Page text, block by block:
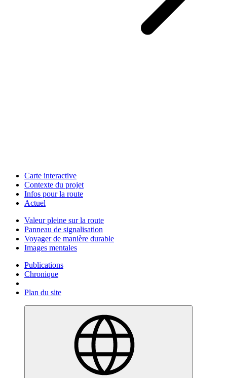
Carte interactive
Contexte du projet
Infos pour la route
Actuel
Valeur pleine sur la route
Panneau de signalisation
Voyager de manière durable
Images mentales
Publications
Chronique
Plan du site